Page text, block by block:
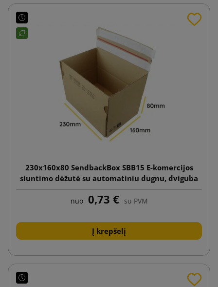
230x160x80 SendbackBox SBB15 E-komercijos
siuntimo dėžutė su automatiniu dugnu, dviguba
lipnia juostele ir plėšimo juostele
nuo 0,73 € su PVM
Į krepšelį